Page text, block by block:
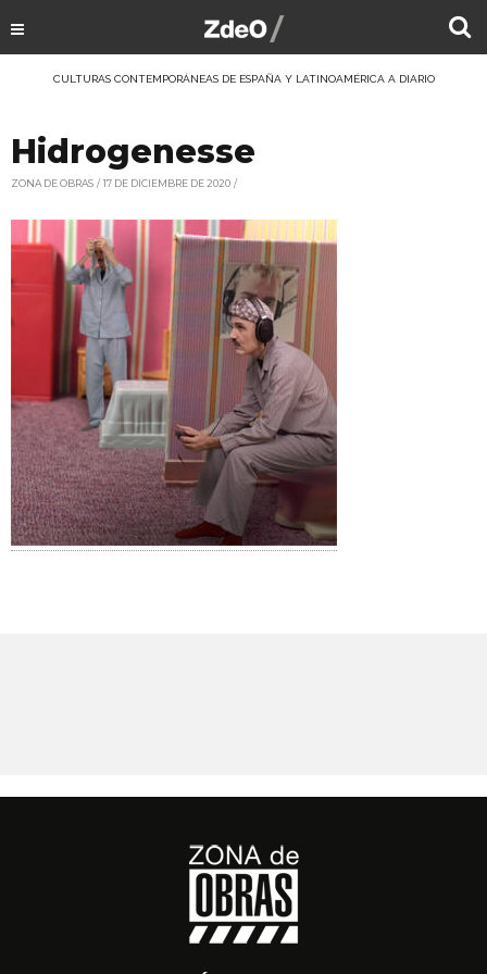
CULTURAS CONTEMPORÁNEAS DE ESPAÑA Y LATINOAMÉRICA A DIARIO
Hidrogenesse
ZONA DE OBRAS 17 DE DICIEMBRE DE 2020